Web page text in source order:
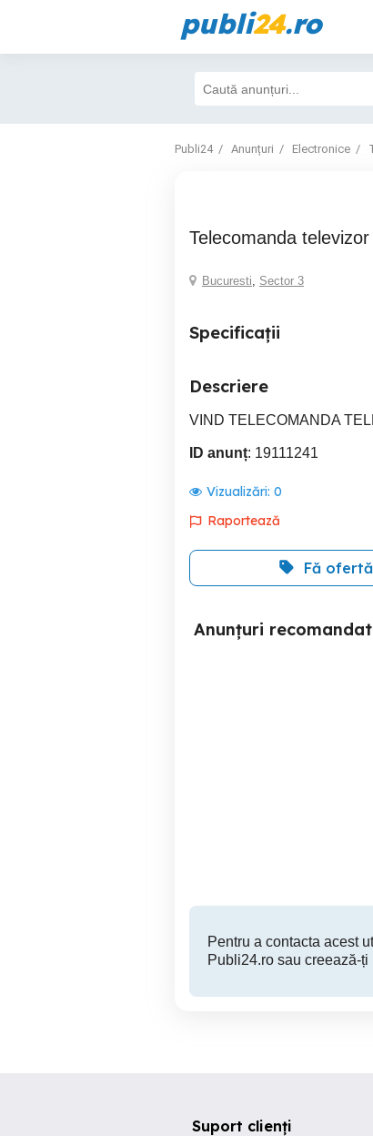
publi24.ro
Publi24 Anunțuri Electronice
Telecomanda
Bucuresti, Sector 3
Specificații
Descriere
VIND TELECOMANDA
ID anunț: 19111241
Vizualizări: 0
Raportează
Fă ofertă
Anunțuri
Pentru a contacta acest
Publi24.ro sau creează-
Suport clienți